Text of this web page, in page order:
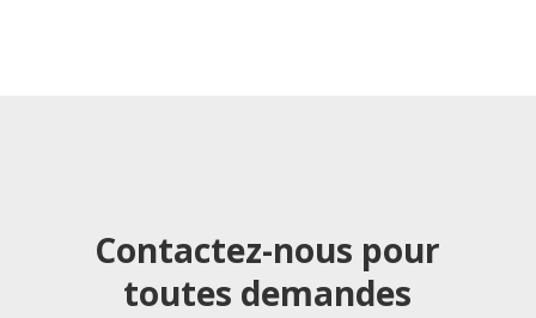
Contactez-nous pour
toutes demandes